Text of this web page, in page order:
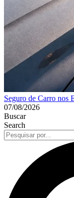
Seguro de Carro nos
07/08/2026
Buscar
Search